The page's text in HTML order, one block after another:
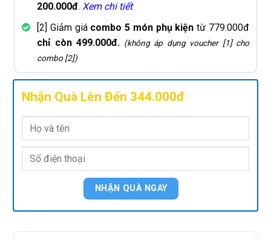
200.000đ. Xem chi tiết
[2] Giảm giá combo 5 món phụ kiện từ 779.000đ
chỉ còn 499.000đ. (không áp dụng voucher [1] cho
combo [2])
Nhận Quà Lên Đến 344.000đ